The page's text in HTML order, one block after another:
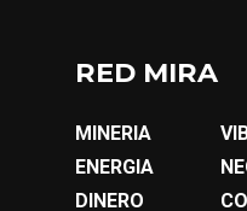
RED MIRA
MINERIA
ENERGIA
DINERO